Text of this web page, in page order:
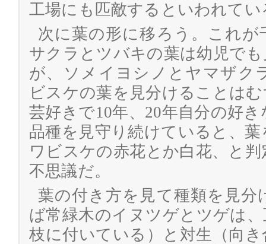
工場にも匹敵するといわれてい
次に葉の形に移ろう。これ
サクラとツバキの葉は幼児で
が、ソメイヨシノとヤマザク
ビスケの葉を見分けることは
芸好きで10年、20年自分の好
品種を見守り続けていると、
ワビスケの赤花とか白花、と
不思議だ。
葉の付き方を見て種類を見
ば常緑木のイヌツゲとツゲは
枝に付いている）と対生（向